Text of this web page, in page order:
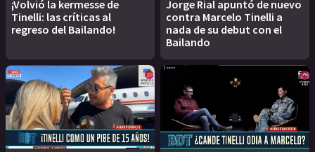
¡Volvió la kermesse de
Tinelli: las críticas al
regreso del Bailando!
Jorge Rial apuntó de nuevo
contra Marcelo Tinelli a
nada de su debut con el
Bailando